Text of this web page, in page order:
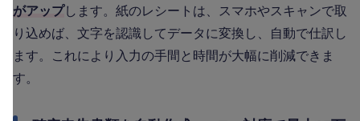
がアップします。紙のレシートは、スマホやスキャンで取
り込めば、文字を認識してデータに変換し、自動で仕訳し
ます。これにより入力の手間と時間が大幅に削減できま
す。